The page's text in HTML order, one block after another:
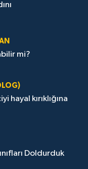
mi?
hayal kırıklığına
Doldurduk